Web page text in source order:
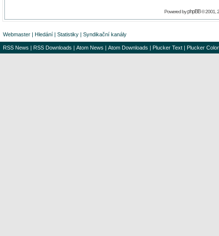
Powered byphpBB© 2001,
Webmaster | Hledání | Statistiky | Syndikační kanály
RSS News | RSS Downloads | Atom News | Atom Downloads | Plucker Text | Plucker Color